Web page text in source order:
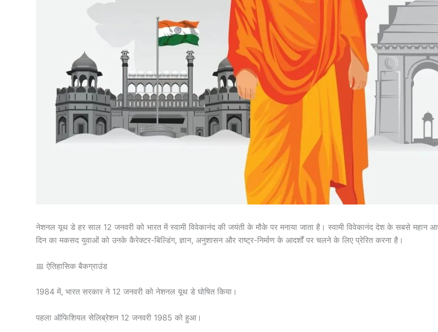
नेशनल यूथ डे हर साल 12 जनवरी को भारत में स्वामी विवेकानंद की जयंती के मौके पर मनाया जाता है। स्वामी विवेकानंद देश के सबसे
दिन का मकसद युवाओं को उनके कैरेक्टर-बिल्डिंग, ज्ञान, अनुशासन और राष्ट्र-निर्माण के आदर्शों पर चलने के लिए प्रेरित करना है।
📅 ऐतिहासिक बैकग्राउंड
1984 में, भारत सरकार ने 12 जनवरी को नेशनल यूथ डे घोषित किया।
पहला ऑफिशियल सेलिब्रेशन 12 जनवरी 1985 को हुआ।